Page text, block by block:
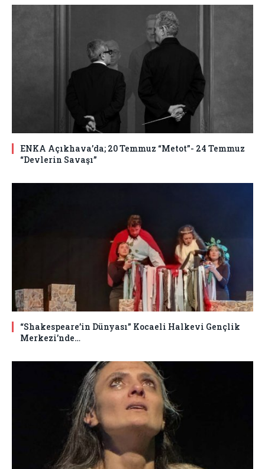
ENKA Açıkhava’da; 20 Temmuz “Metot”- 24 Temmuz
“Devlerin Savaşı”
“Shakespeare’in Dünyası” Kocaeli Halkevi Gençlik
Merkezi’nde…